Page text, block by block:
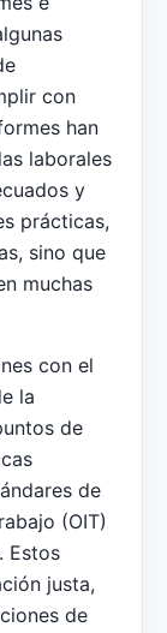
con
han
laborales
y
prácticas,
sino que
muchas
con el
la
de
de
(OIT)
Estos
justa,
de